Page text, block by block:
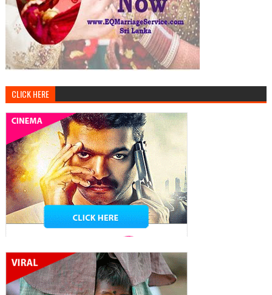
CLICK HERE